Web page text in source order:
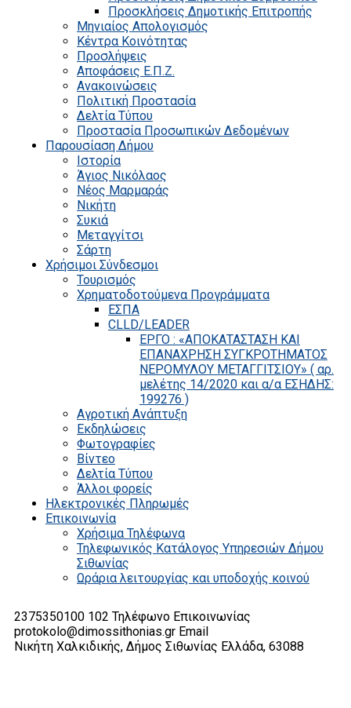
Προσκλήσεις Δημοτικής Επιτροπής
Μηνιαίος Απολογισμός
Κέντρα Κοινότητας
Προσλήψεις
Αποφάσεις Ε.Π.Ζ.
Ανακοινώσεις
Πολιτική Προστασία
Δελτία Τύπου
Προστασία Προσωπικών Δεδομένων
Παρουσίαση Δήμου
Ιστορία
Άγιος Νικόλαος
Νέος Μαρμαράς
Νικήτη
Συκιά
Μεταγγίτσι
Σάρτη
Χρήσιμοι Σύνδεσμοι
Τουρισμός
Χρηματοδοτούμενα Προγράμματα
ΕΣΠΑ
CLLD/LEADER
ΕΡΓΟ : «ΑΠΟΚΑΤΑΣΤΑΣΗ ΚΑΙ
ΕΠΑΝΑΧΡΗΣΗ ΣΥΓΚΡΟΤΗΜΑΤΟΣ
ΝΕΡΟΜΥΛΟΥ ΜΕΤΑΓΓΙΤΣΙΟΥ» ( αρ.
μελέτης 14/2020 και α/α ΕΣΗΔΗΣ:
199276 )
Αγροτική Ανάπτυξη
Εκδηλώσεις
Φωτογραφίες
Βίντεο
Δελτία Τύπου
Άλλοι φορείς
Ηλεκτρονικές Πληρωμές
Επικοινωνία
Χρήσιμα Τηλέφωνα
Τηλεφωνικός Κατάλογος Υπηρεσιών Δήμου
Σιθωνίας
Ωράρια λειτουργίας και υποδοχής κοινού
2375350100 102 Τηλέφωνο Επικοινωνίας
protokolo@dimossithonias.gr Email
Νικήτη Χαλκιδικής, Δήμος Σιθωνίας Ελλάδα, 63088